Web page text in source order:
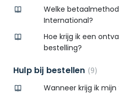
Welke
International?
Hoe krijg ik een
bestelling?
Hulp bij bestellen 9
Wanneer krijg ik